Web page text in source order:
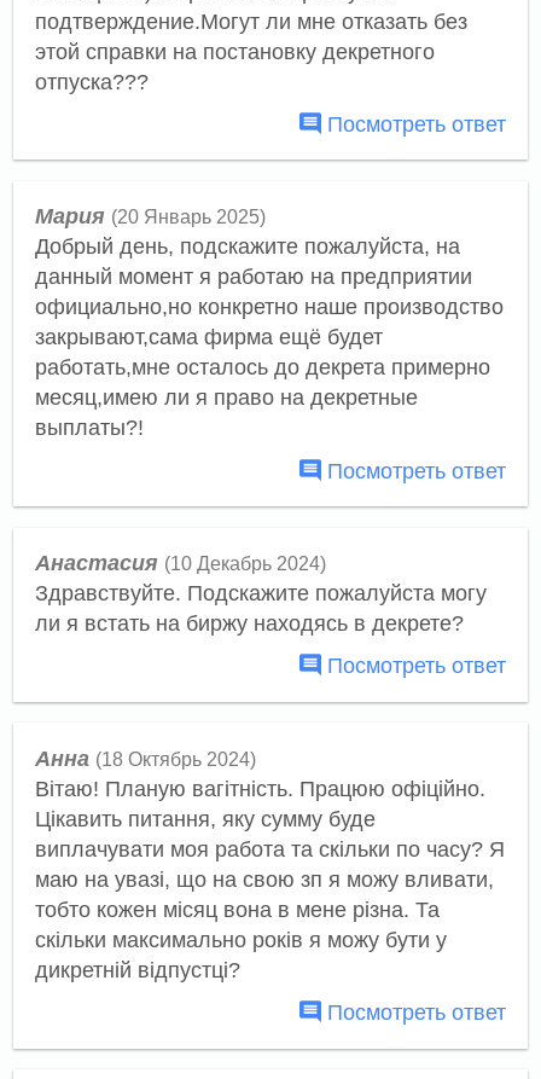
подтверждение.Могут ли мне отказать без
этой справки на постановку декретного
отпуска???
Посмотреть ответ
Мария (20 Январь 2025)
Добрый день, подскажите пожалуйста, на
данный момент я работаю на предприятии
официально,но конкретно наше производство
закрывают,сама фирма ещё будет
работать,мне осталось до декрета примерно
месяц,имею ли я право на декретные
выплаты?!
Посмотреть ответ
Анастасия (10 Декабрь 2024)
Здравствуйте. Подскажите пожалуйста могу
ли я встать на биржу находясь в декрете?
Посмотреть ответ
Анна (18 Октябрь 2024)
Вітаю! Планую вагітність. Працюю офіційно.
Цікавить питання, яку сумму буде
виплачувати моя работа та скільки по часу? Я
маю на увазі, що на свою зп я можу вливати,
тобто кожен місяц вона в мене різна. Та
скільки максимально років я можу бути у
дикретній відпустці?
Посмотреть ответ